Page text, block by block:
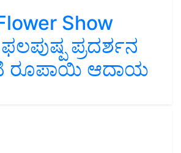
Show
ಪ್ರದರ್ಶನ
ರೂಪಾಯಿ ಆದಾಯ